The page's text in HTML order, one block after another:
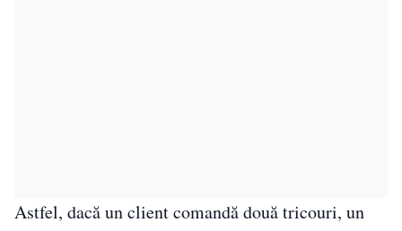
Astfel, dacă un client comandă două tricouri, un